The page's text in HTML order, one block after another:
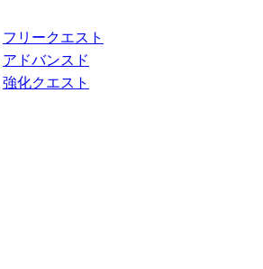
フリークエスト
アドバンスド
強化クエスト